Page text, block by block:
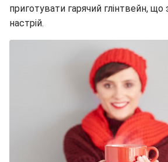
приготувати гарячий глінтвейн, що
настрій.